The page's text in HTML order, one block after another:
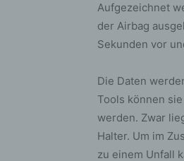
Aufgezeichnet
der Airbag
Sekunden vor
Die Daten
Tools können
werden. Zwar
Halter. Um im
zu einem Unfall